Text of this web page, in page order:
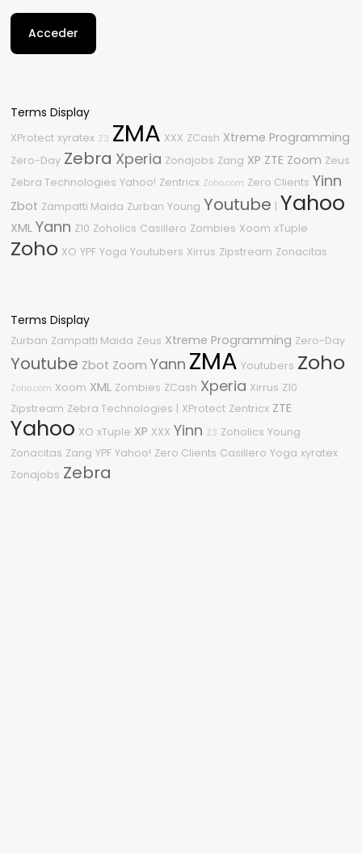
Acceder
Terms Display
XProtect xyratex Z3 ZMA XXX ZCash Xtreme Programming
Zero-Day Zebra Xperia Zonajobs Zang XP ZTE Zoom Zeus
Zebra Technologies Yahoo! Zentricx Zoho.com Zero Clients Yinn
Zbot Zampatti Maida Zurban Young Youtube | Yahoo
XML Yann Z10 Zoholics Casillero Zombies Xoom xTuple
Zoho XO YPF Yoga Youtubers Xirrus Zipstream Zonacitas
Terms Display
Zurban Zampatti Maida Zeus Xtreme Programming Zero-Day
Youtube Zbot Zoom Yann ZMA Youtubers Zoho
Zoho.com Xoom XML Zombies ZCash Xperia Xirrus Z10
Zipstream Zebra Technologies | XProtect Zentricx ZTE
Yahoo XO xTuple XP XXX Yinn Z3 Zoholics Young
Zonacitas Zang YPF Yahoo! Zero Clients Casillero Yoga xyratex
Zonajobs Zebra